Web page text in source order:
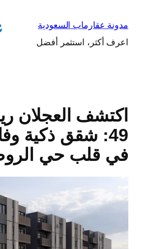
مدونة عقارماب السعودية
اعرف أكثر، استثمر أفضل
اكتشف العجلان
49: شقق ذكية
في قلب حي